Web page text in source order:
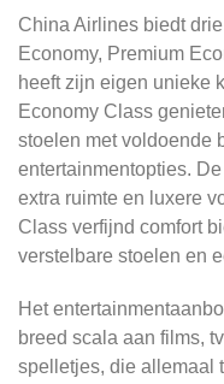
China Airlines biedt
Economy, Premium
heeft zijn eigen unieke
Economy Class
stoelen met voldoende
entertainmentopties.
extra ruimte en luxere
Class verfijnd comfort
verstelbare stoelen en
Het
breed scala aan films,
spelletjes, die allemaal